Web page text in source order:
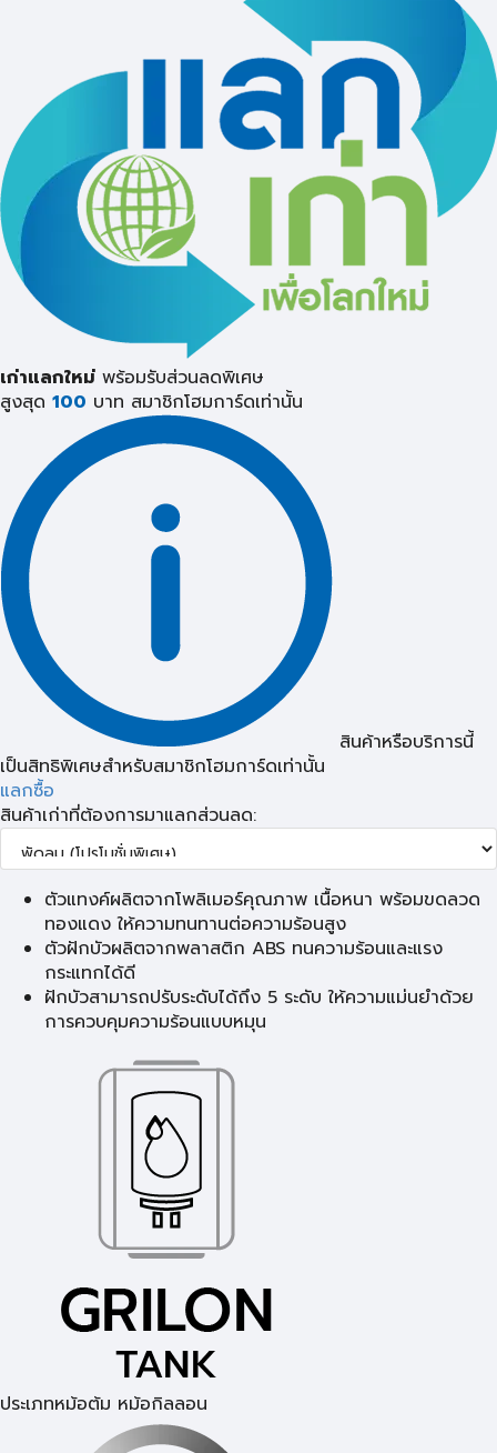
เก่าแลกใหม่ พร้อมรับส่วนลดพิเศษ
สูงสุด 100 บาท สมาชิกโฮมการ์ดเท่านั้น
สินค้าหรือบริการนี้
เป็นสิทธิพิเศษสำหรับสมาชิกโฮมการ์ดเท่านั้น
แลกซื้อ
สินค้าเก่าที่ต้องการมาแลกส่วนลด:
ตัวแทงค์ผลิตจากโพลิเมอร์คุณภาพ เนื้อหนา พร้อมขดลวด
ทองแดง ให้ความทนทานต่อความร้อนสูง
ตัวฝักบัวผลิตจากพลาสติก ABS ทนความร้อนและแรง
กระแทกได้ดี
ฝักบัวสามารถปรับระดับได้ถึง 5 ระดับ ให้ความแม่นยำด้วย
การควบคุมความร้อนแบบหมุน
ประเภทหม้อต้ม หม้อกิลลอน